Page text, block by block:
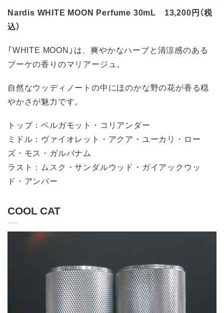
Nardis WHITE MOON Perfume 30mL 13,200円（税
込）
「WHITE MOON」は、爽やかなハーブと清涼感のある
ブーケの香りのマリアージュ。
自然なウッディノートの中にほのかな野の花が香る穏
やかさが魅力です。
トップ：ベルガモット・コリアンダー
ミドル：ヴァイオレット・アクア・ユーカリ・ロー
ズ・モス・ガルバナム
ラスト：ムスク・サンダルウッド・ガイアックウッ
ド・アンバー
COOL CAT